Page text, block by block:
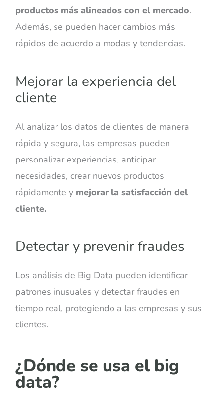
productos más alineados con el mercado.
Además, se pueden hacer cambios más
rápidos de acuerdo a modas y tendencias.
Mejorar la experiencia del
cliente
Al analizar los datos de clientes de manera
rápida y segura, las empresas pueden
personalizar experiencias, anticipar
necesidades, crear nuevos productos
rápidamente y mejorar la satisfacción del
cliente.
Detectar y prevenir fraudes
Los análisis de Big Data pueden identificar
patrones inusuales y detectar fraudes en
tiempo real, protegiendo a las empresas y sus
clientes.
¿Dónde se usa el big
data?